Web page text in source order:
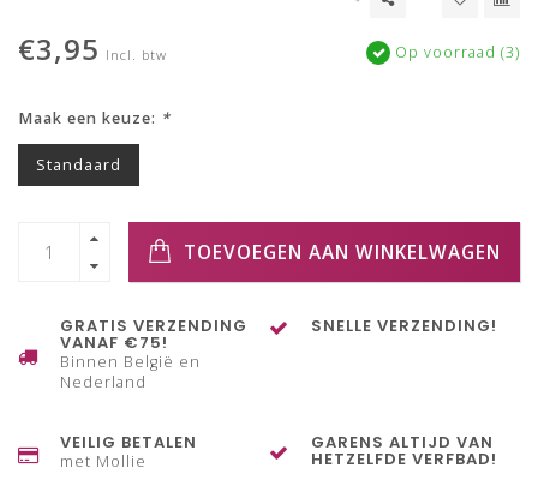
€3,95 Incl. btw Op voorraad (3)
Maak een keuze: *
Standaard
TOEVOEGEN AAN WINKELWAGEN
GRATIS VERZENDING
VANAF €75!
Binnen België en
Nederland
SNELLE VERZENDING!
VEILIG BETALEN
met Mollie
GARENS ALTIJD VAN
HETZELFDE VERFBAD!